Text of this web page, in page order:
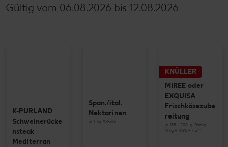
Gültig vom 06.08.2026 bis 12.08.2026
K-PURLAND
Schweinerücke
nsteak
Mediterran
Span./ital.
Nektarinen
je 1-kg-Schale
KNÜLLER
MIREE oder
EXQUISA
Frischkäsezube
reitung
je 135 - 200-g-Packg.
(1 kg = 4.95 - 7.34)